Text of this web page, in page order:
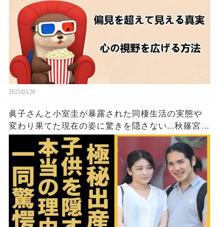
2025/03/28
眞子さんと小室圭が暴露された同棲生活の実態や
変わり果てた現在の姿に驚きを隠さない...秋篠宮家
の長女がアメリカで極秘出産の真相や暴露された
ヤバいO癖に言葉を失う...